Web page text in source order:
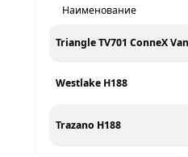
Наименование
Triangle TV701 ConneX Van
Westlake H188
Trazano H188